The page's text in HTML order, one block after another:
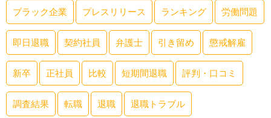
ブラック企業 プレスリリース ランキング 労働問題
即日退職 契約社員 弁護士 引き留め 懲戒解雇
新卒 正社員 比較 短期間退職 評判・口コミ
調査結果 転職 退職 退職トラブル